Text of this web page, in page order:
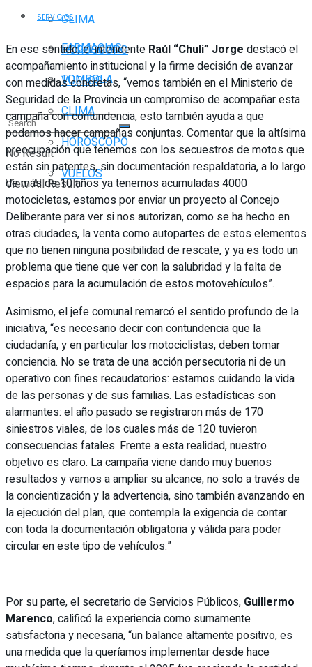
CLIMA
HORÓSCOPO
VUELOS
No Result
View All Result
SERVICIOS
FARMACIAS
TOMBOLA
CLIMA
HORÓSCOPO
VUELOS
En ese sentido, el intendente Raúl “Chuli” Jorge destacó el
acompañamiento institucional y la firme decisión de avanzar
con medidas concretas, “vemos también en el Ministerio de
Seguridad de la Provincia un compromiso de acompañar esta
campaña con contundencia, esto también ayuda a que
podamos hacer campañas conjuntas. Comentar que la altísima
preocupación que tenemos con los secuestros de motos que
están sin patentes, sin documentación respaldatoria, a lo largo
de más de 10 años ya tenemos acumuladas 4000
motocicletas, estamos por enviar un proyecto al Concejo
Deliberante para ver si nos autorizan, como se ha hecho en
otras ciudades, la venta como autopartes de estos elementos
que no tienen ninguna posibilidad de rescate, y ya es todo un
problema que tiene que ver con la salubridad y la falta de
espacios para la acumulación de estos motovehículos”.
Asimismo, el jefe comunal remarcó el sentido profundo de la
iniciativa, “es necesario decir con contundencia que la
ciudadanía, y en particular los motociclistas, deben tomar
conciencia. No se trata de una acción persecutoria ni de un
operativo con fines recaudatorios: estamos cuidando la vida
de las personas y de sus familias. Las estadísticas son
alarmantes: el año pasado se registraron más de 170
siniestros viales, de los cuales más de 120 tuvieron
consecuencias fatales. Frente a esta realidad, nuestro
objetivo es claro. La campaña viene dando muy buenos
resultados y vamos a ampliar su alcance, no solo a través de
la concientización y la advertencia, sino también avanzando en
la ejecución del plan, que contempla la exigencia de contar
con toda la documentación obligatoria y válida para poder
circular en este tipo de vehículos.”
Por su parte, el secretario de Servicios Públicos, Guillermo
Marenco, calificó la experiencia como sumamente
satisfactoria y necesaria, “un balance altamente positivo, es
una medida que la queríamos implementar desde hace